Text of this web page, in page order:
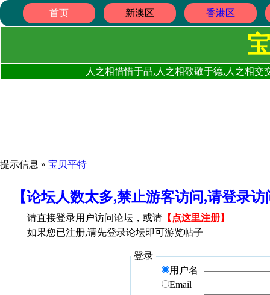
首页 新澳区 香港区
人之相惜惜于品,人之相敬敬于德,人之相
提示信息 » 宝贝平特
【论坛人数太多,禁止游客访问,请登录
请直接登录用户访问论坛，或请 【 点这里注册】
如果您已注册,请先登录论坛即可游览帖子
登录
用户名
Email